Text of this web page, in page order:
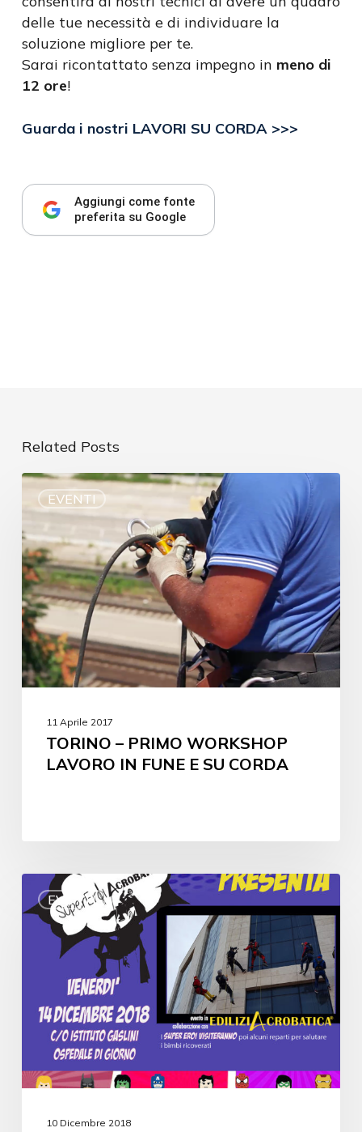
delle tue necessità e di individuare la
soluzione migliore per te.
Sarai ricontattato senza impegno in meno di
12 ore!
Guarda i nostri LAVORI SU CORDA >>>
Aggiungi come fonte
preferita su Google
Related Posts
EVENTI
11 Aprile 2017
TORINO – PRIMO WORKSHOP
LAVORO IN FUNE E SU CORDA
EVENTI
10 Dicembre 2018